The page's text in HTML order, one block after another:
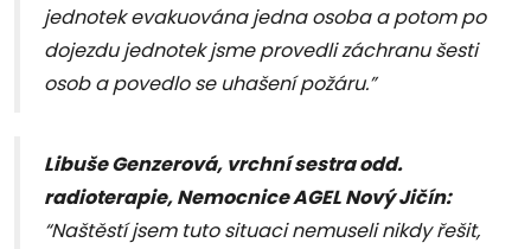
jednotek evakuována jedna osoba a potom po
dojezdu jednotek jsme provedli záchranu šesti
osob a povedlo se uhašení požáru.”
Libuše Genzerová, vrchní sestra odd.
radioterapie, Nemocnice AGEL Nový Jičín:
“Naštěstí jsem tuto situaci nemuseli nikdy řešit,